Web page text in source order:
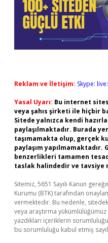
Reklam ve İletişim: Skype:
Yasal Uyarı: Bu internet
veya şahıs şirketi ile hiçbir
Sitede yalnızca kendi
paylaşılmaktadır. Burada
taşımamakta olup, gerçek
paylaşım
benzerlikleri tamamen
taslak halindedir ve tavsiye
Sitemiz, 5651 Sayılı Kanun
Kurumu (BTK) tarafından
vermektedir. Bu nedenle,
veya araştırma
yazdıkları içeriklerin
bu sorumluluğu kabul etmiş